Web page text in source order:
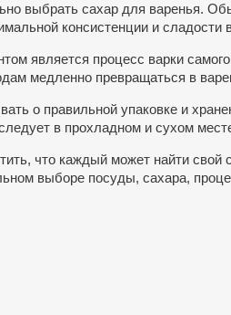
выбрать сахар для варенья.
консистенции и сладости
является процесс варки
медленно превращаться в
о правильной упаковке и
в прохладном и сухом
что каждый может найти
выборе посуды, сахара,